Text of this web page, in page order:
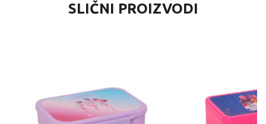
SLIČNI PROIZVODI